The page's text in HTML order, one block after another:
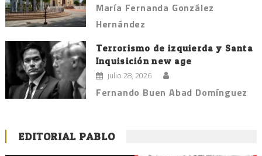
María Fernanda González
Hernández
Terrorismo de izquierda y Santa
Inquisición new age
julio 28, 2026
Fernando Buen Abad Domínguez
EDITORIAL PABLO